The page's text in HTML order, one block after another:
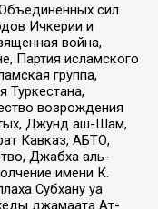
сил
Ичкерии и
война,
Партия исламского
группа,
Туркестана,
возрождения
Джунд аш-Шам,
Кавказ, АБТО,
Джабха аль-
имени К.
Субхану уа
джамаата Ат-